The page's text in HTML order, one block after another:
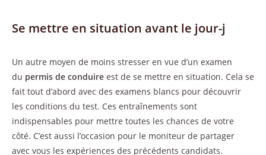
Se mettre en situation avant le jour-j
Un autre moyen de moins stresser en vue d’un examen
du permis de conduire est de se mettre en situation. Cela se
fait tout d’abord avec des examens blancs pour découvrir
les conditions du test. Ces entraînements sont
indispensables pour mettre toutes les chances de votre
côté. C’est aussi l’occasion pour le moniteur de partager
avec vous les expériences des précédents candidats.